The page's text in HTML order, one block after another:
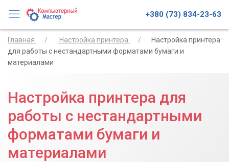
+380 (73) 834-23-63
Главная Настройка принтера
Настройка принтера
для работы с нестандартными форматами бумаги и
материалами
Настройка принтера для
работы с нестандартными
форматами бумаги и
материалами